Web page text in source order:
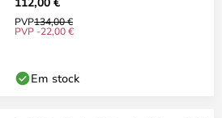
PVP134,00 €
PVP -22,00 €
Em stock